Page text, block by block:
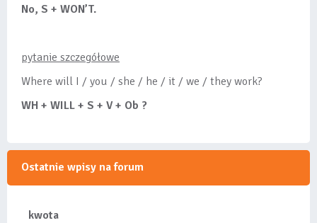
No, S + WON’T.
pytanie szczegółowe
Where will I / you / she / he / it / we / they work?
WH + WILL + S + V + Ob ?
Ostatnie wpisy na forum
kwota